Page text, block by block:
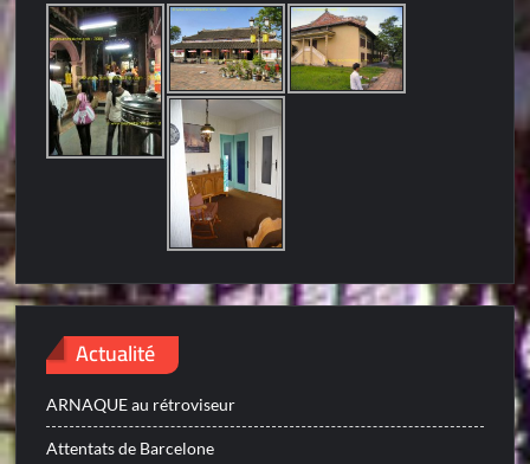
Actualité
ARNAQUE au rétroviseur
Attentats de Barcelone